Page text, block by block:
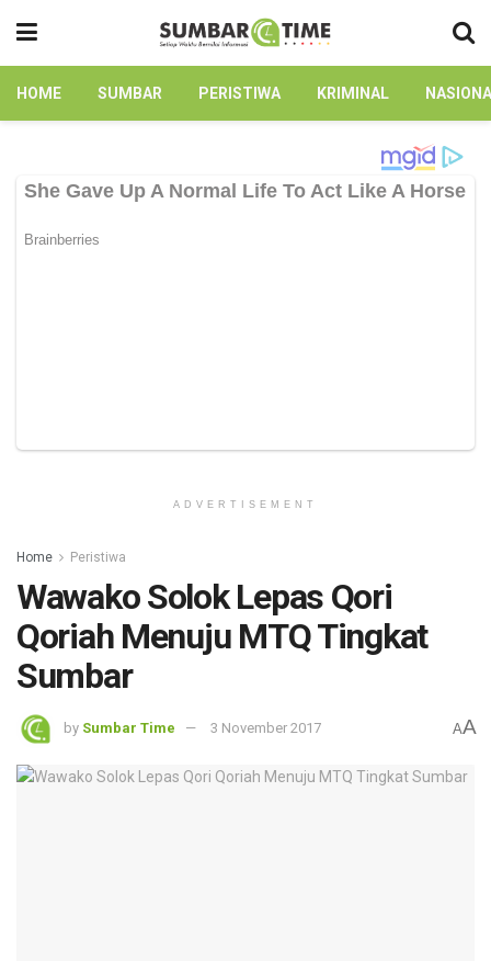
HOME SUMBAR PERISTIWA KRIMINAL
ADVERTISEMENT
Home Peristiwa
Wawako Solok Lepas Qori
Qoriah Menuju MTQ Tingkat
Sumbar
by Sumbar Time 3 November 2017 AA